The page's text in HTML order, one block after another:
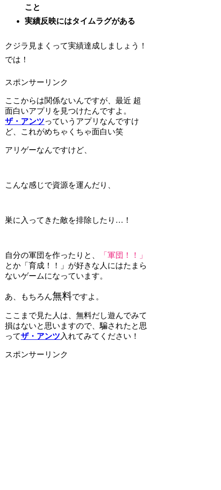
こと
実績反映にはタイムラグがある
クジラ見まくって実績達成しましょう！
では！
スポンサーリンク
ここからは関係ないんですが、最近 超
面白いアプリを見つけた んですよ。
ザ・アンツっていうアプリなんですけ
ど、これがめちゃくちゃ面白い笑
アリゲーなんですけど、
こんな感じで資源を運んだり、
巣に入ってきた敵を排除したり…！
自分の軍団を作ったりと、
「軍団！！」
とか 「育成！！」 が好きな人にはたまら
ないゲームになっています。
あ、もちろん無料ですよ。
ここまで見た人は、無料だし遊んでみて
損はないと思いますので、騙されたと思
ってザ・アンツ 入れてみてください！
スポンサーリンク